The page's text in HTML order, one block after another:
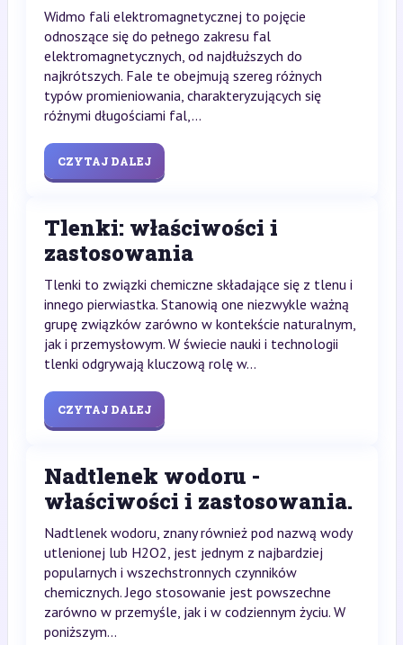
Widmo fali elektromagnetycznej to pojęcie
odnoszące się do pełnego zakresu fal
elektromagnetycznych, od najdłuższych do
najkrótszych. Fale te obejmują szereg różnych
typów promieniowania, charakteryzujących się
różnymi długościami fal,...
CZYTAJ DALEJ
Tlenki: właściwości i
zastosowania
Tlenki to związki chemiczne składające się z tlenu i
innego pierwiastka. Stanowią one niezwykle ważną
grupę związków zarówno w kontekście naturalnym,
jak i przemysłowym. W świecie nauki i technologii
tlenki odgrywają kluczową rolę w...
CZYTAJ DALEJ
Nadtlenek wodoru -
właściwości i zastosowania.
Nadtlenek wodoru, znany również pod nazwą wody
utlenionej lub H2O2, jest jednym z najbardziej
popularnych i wszechstronnych czynników
chemicznych. Jego stosowanie jest powszechne
zarówno w przemyśle, jak i w codziennym życiu. W
poniższym...